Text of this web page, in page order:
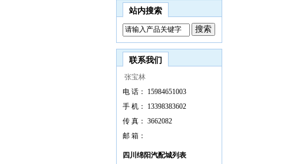
站内搜索
联系我们
张宝林
电 话：
15984651003
手 机：
13398383602
传 真： 3662082
邮 箱：
四川绵阳汽配城列表